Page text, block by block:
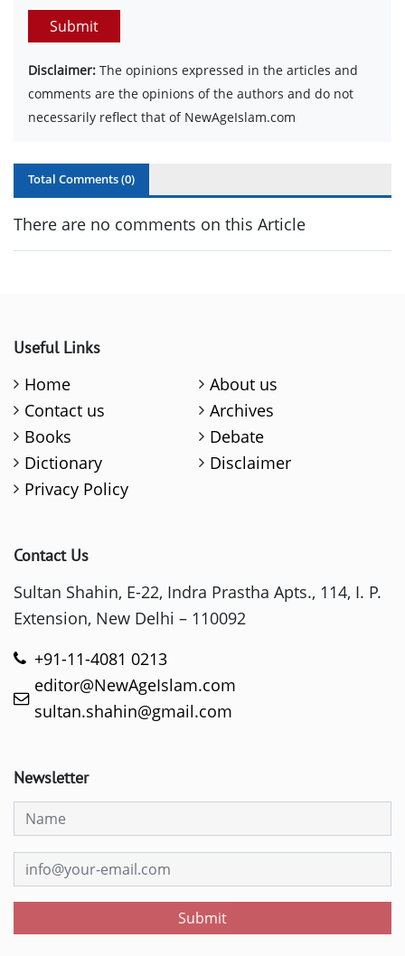
Submit
Disclaimer: The opinions expressed in the articles and
comments are the opinions of the authors and do not
necessarily reflect that of NewAgeIslam.com
Total Comments (0)
There are no comments on this Article
Useful Links
Home
About us
Contact us
Archives
Books
Debate
Dictionary
Disclaimer
Privacy Policy
Contact Us
Sultan Shahin, E-22, Indra Prastha Apts., 114, I. P.
Extension, New Delhi – 110092
+91-11-4081 0213
editor@NewAgeIslam.com
sultan.shahin@gmail.com
Newsletter
Submit